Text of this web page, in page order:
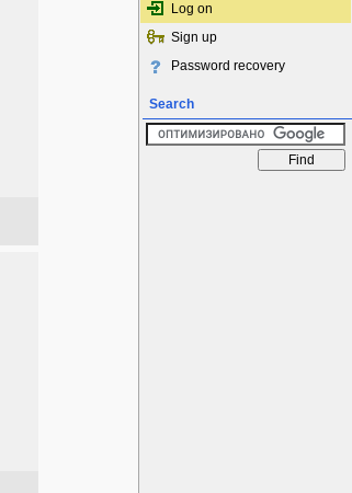
Log on
Sign up
Password recovery
Search